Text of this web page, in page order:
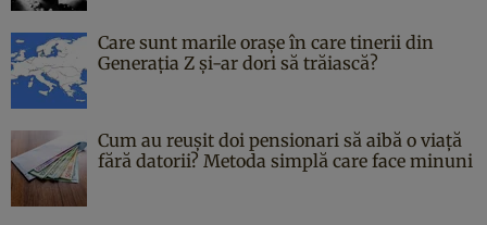
Care sunt marile orașe în care tinerii din
Generația Z și-ar dori să trăiască?
Cum au reușit doi pensionari să aibă o viață
fără datorii? Metoda simplă care face minuni